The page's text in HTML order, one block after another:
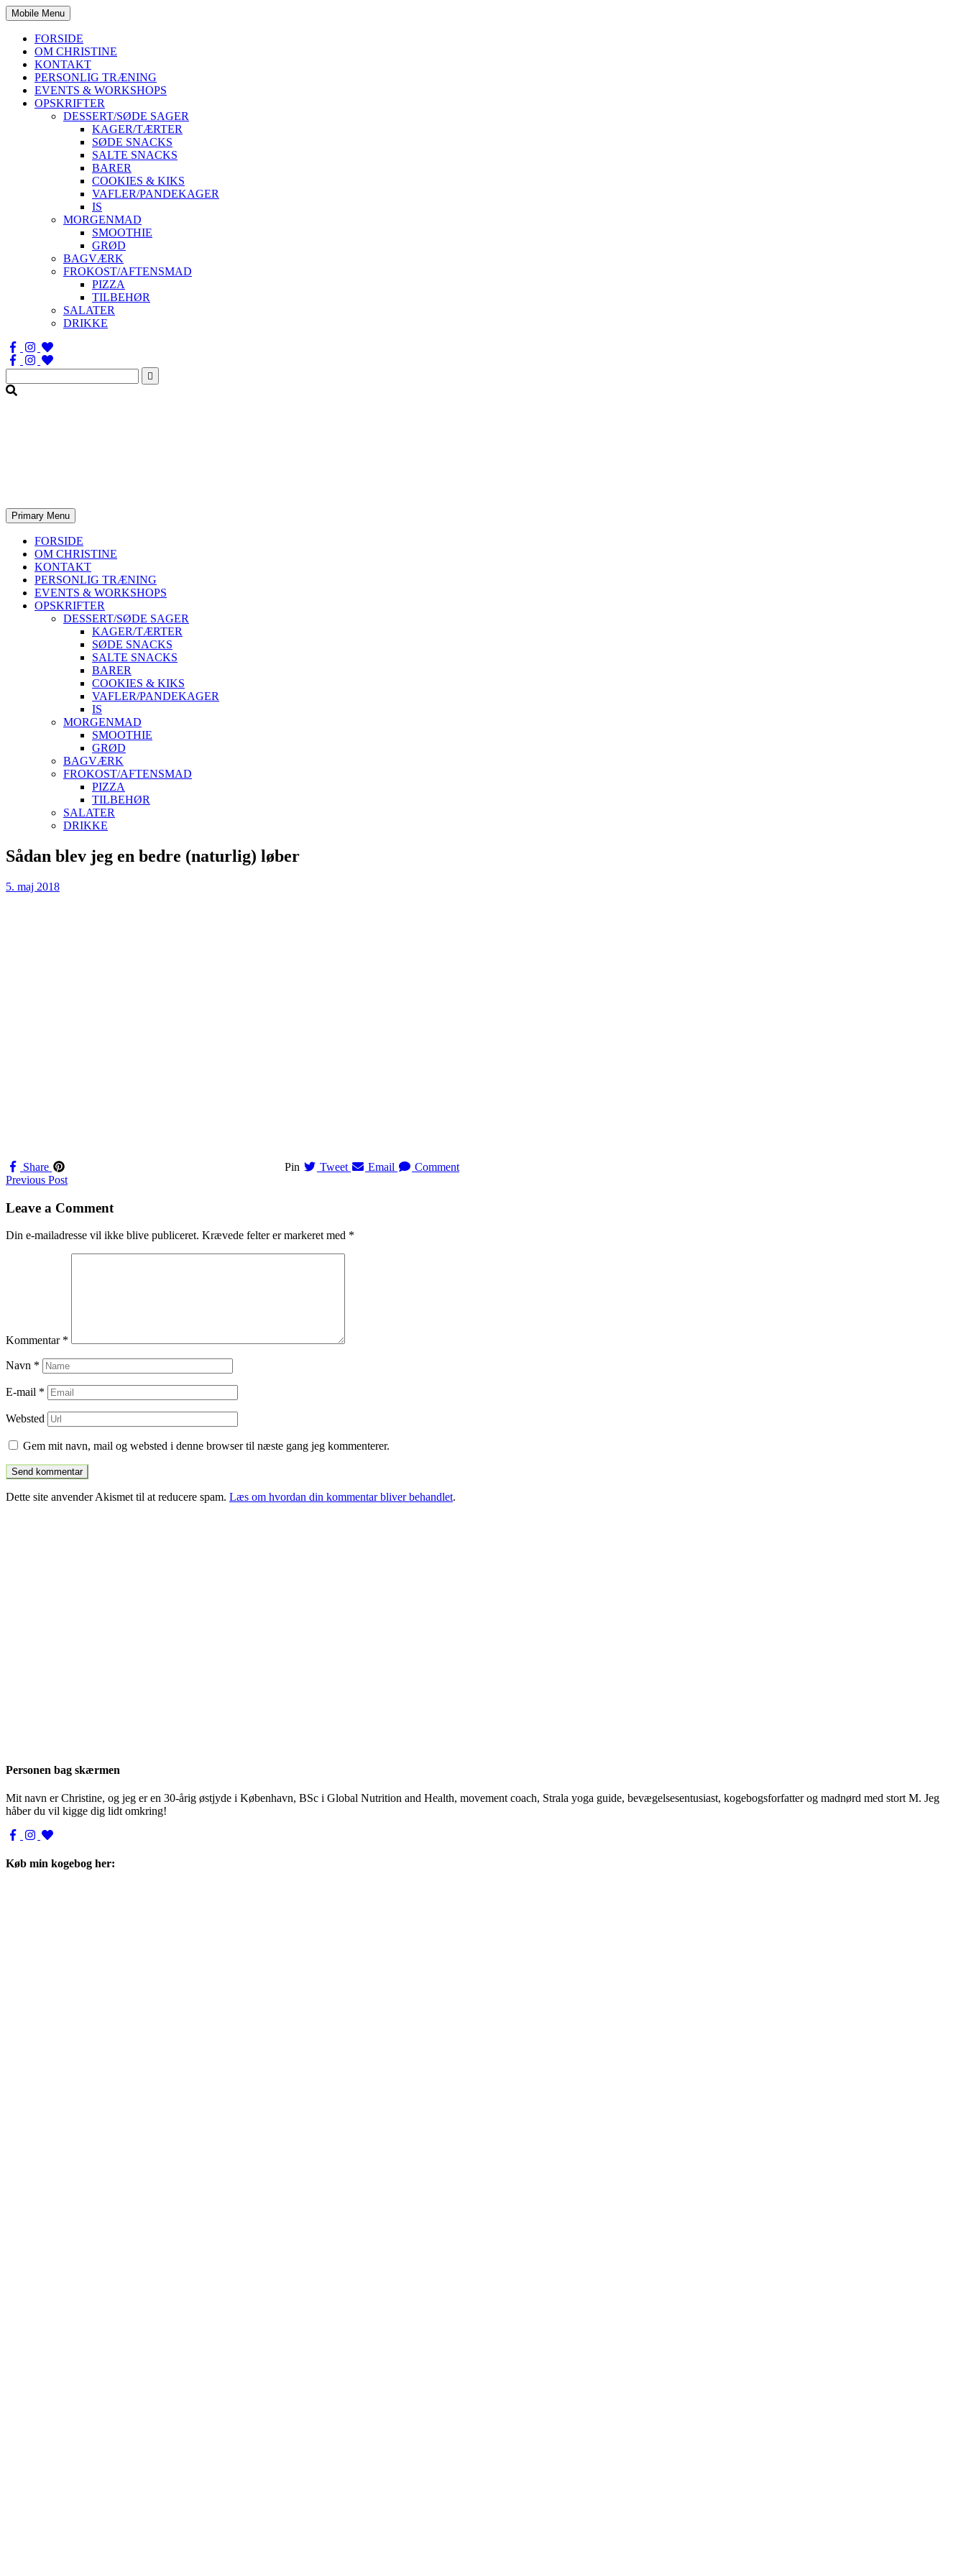
Mobile Menu
FORSIDE
OM CHRISTINE
KONTAKT
PERSONLIG TRÆNING
EVENTS & WORKSHOPS
OPSKRIFTER
DESSERT/SØDE SAGER
KAGER/TÆRTER
SØDE SNACKS
SALTE SNACKS
BARER
COOKIES & KIKS
VAFLER/PANDEKAGER
IS
MORGENMAD
SMOOTHIE
GRØD
BAGVÆRK
FROKOST/AFTENSMAD
PIZZA
TILBEHØR
SALATER
DRIKKE
Søg
efter:
Primary Menu
FORSIDE
OM CHRISTINE
KONTAKT
PERSONLIG TRÆNING
EVENTS & WORKSHOPS
OPSKRIFTER
DESSERT/SØDE SAGER
KAGER/TÆRTER
SØDE SNACKS
SALTE SNACKS
BARER
COOKIES & KIKS
VAFLER/PANDEKAGER
IS
MORGENMAD
SMOOTHIE
GRØD
BAGVÆRK
FROKOST/AFTENSMAD
PIZZA
TILBEHØR
SALATER
DRIKKE
Skip
to
Sådan blev jeg en bedre (naturlig) løber
5. maj 2018
Share Pin Tweet Email Comment
Navigation
til
Previous Post
Leave a Comment
Din e-mailadresse vil ikke blive publiceret. Krævede felter er markeret med *
Kommentar *
Navn *
E-mail *
Websted
Gem mit navn, mail og websted i denne browser til næste gang jeg kommenterer.
Dette site anvender Akismet til at reducere spam. Læs om hvordan din kommentar bliver behandlet.
Personen bag skærmen
Mit navn er Christine, og jeg er en 30-årig østjyde i København, BSc i Global Nutrition and Health, movement coach, Strala yoga guide, bevægelsesentusiast, kogebogsforfatter og madnørd med stort M. Jeg
håber du vil kigge dig lidt omkring!
Køb min kogebog her: